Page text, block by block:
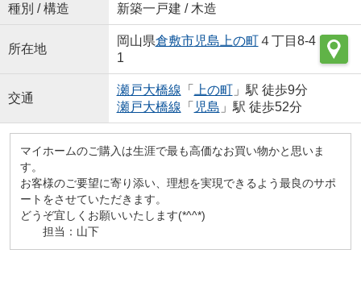
種別 / 構造 新築一戸建 / 木造
所在地
岡山県倉敷市児島上の町４丁目8-4
1
交通
瀬戸大橋線 「 上の町」駅 徒歩9分
瀬戸大橋線 「 児島 」駅 徒歩52分
マイホームのご購入は生涯で最も高価なお買い物かと思いま
す。
お客様のご要望に寄り添い、理想を実現できるよう最良のサポ
ートをさせていただきます。
どうぞ宜しくお願いいたします(*^^*)
担当：山下